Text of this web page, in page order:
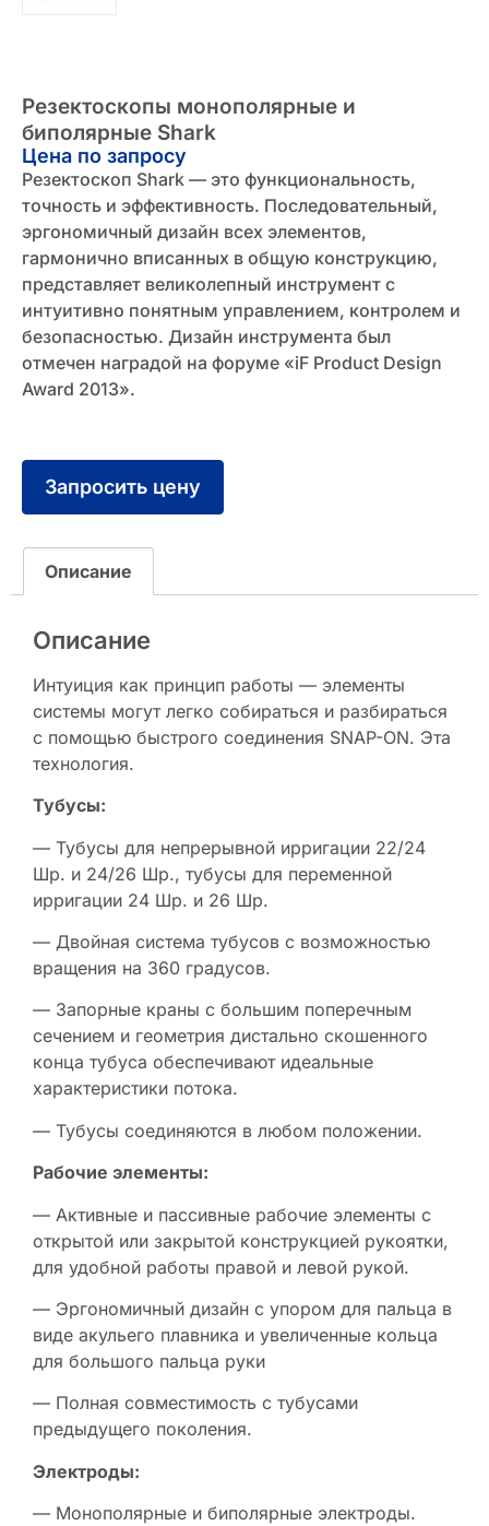
Резектоскопы монополярные и
биполярные Shark
Цена по запросу
Резектоскоп Shark — это функциональность,
точность и эффективность. Последовательный,
эргономичный дизайн всех элементов,
гармонично вписанных в общую конструкцию,
представляет великолепный инструмент с
интуитивно понятным управлением, контролем и
безопасностью. Дизайн инструмента был
отмечен наградой на форуме «iF Product Design
Award 2013».
Запросить цену
Описание
Описание
Интуиция как принцип работы — элементы
системы могут легко собираться и разбираться
с помощью быстрого соединения SNAP-ON. Эта
технология.
Тубусы:
— Тубусы для непрерывной ирригации 22/24
Шр. и 24/26 Шр., тубусы для переменной
ирригации 24 Шр. и 26 Шр.
— Двойная система тубусов с возможностью
вращения на 360 градусов.
— Запорные краны с большим поперечным
сечением и геометрия дистально скошенного
конца тубуса обеспечивают идеальные
характеристики потока.
— Тубусы соединяются в любом положении.
Рабочие элементы:
— Активные и пассивные рабочие элементы с
открытой или закрытой конструкцией рукоятки,
для удобной работы правой и левой рукой.
— Эргономичный дизайн с упором для пальца в
виде акульего плавника и увеличенные кольца
для большого пальца руки
— Полная совместимость с тубусами
предыдущего поколения.
Электроды:
— Монополярные и биполярные электроды.